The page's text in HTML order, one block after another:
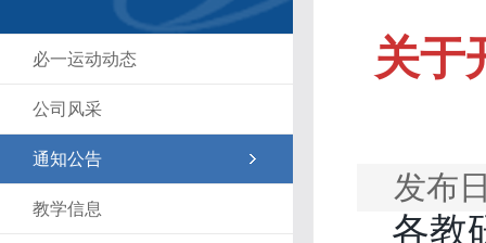
必一运动动态
公司风采
通知公告
教学信息
关于
发布
各教